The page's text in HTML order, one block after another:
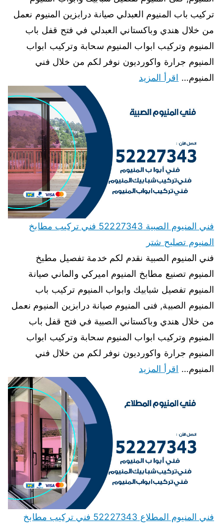
تركيب باب المنيوم العبدلي صيانة درابزين المنيوم نعمل
من خلال هندي وباكستاني العبدلي في فتح قفل باب
المنيوم وتركيب ابواب المنيوم سحابة وتركيب ابواب
المنيوم جرارة واكورديون نوفر لكم من خلال فني
المنيوم… اقرأ المزيد
فني المنيوم الصبية 52227343 فني تركيب مطابخ
المنيوم تصليح شتر
فني المنيوم الصبية نقدم لكم خدمة تفصيل مطبخ
المنيوم تصنيع مطابخ المنيوم اميركي والماني صيانة
المنيوم تفصيل شبابيك وابواب المنيوم تركيب باب
المنيوم الصبية, فنى المنيوم صيانة درابزين المنيوم نعمل
من خلال هندي وباكستاني الصبية في فتح قفل باب
المنيوم وتركيب ابواب المنيوم سحابة وتركيب ابواب
المنيوم جرارة واكورديون نوفر لكم من خلال فني
المنيوم… اقرأ المزيد
فني المنيوم المطلاع 52227343 فني تركيب مطابخ